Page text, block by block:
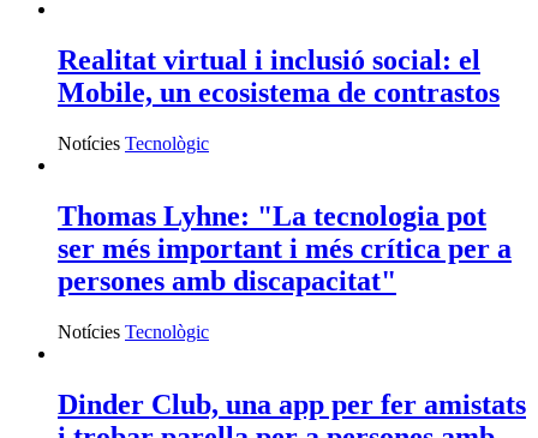
Realitat virtual i inclusió social: el
Mobile, un ecosistema de contrastos
Notícies Tecnològic
Thomas Lyhne: "La tecnologia pot
ser més important i més crítica per a
persones amb discapacitat"
Notícies Tecnològic
Dinder Club, una app per fer amistats